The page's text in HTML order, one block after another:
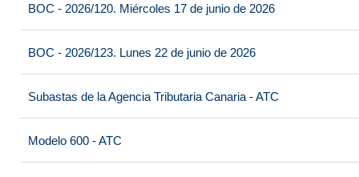
BOC - 2026/120. Miércoles 17 de junio de 2026
BOC - 2026/123. Lunes 22 de junio de 2026
Subastas de la Agencia Tributaria Canaria - ATC
Modelo 600 - ATC